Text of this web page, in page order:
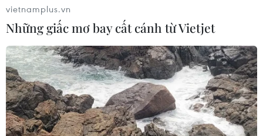
vietnamplus.vn
Những giấc mơ bay cất cánh từ Vietjet